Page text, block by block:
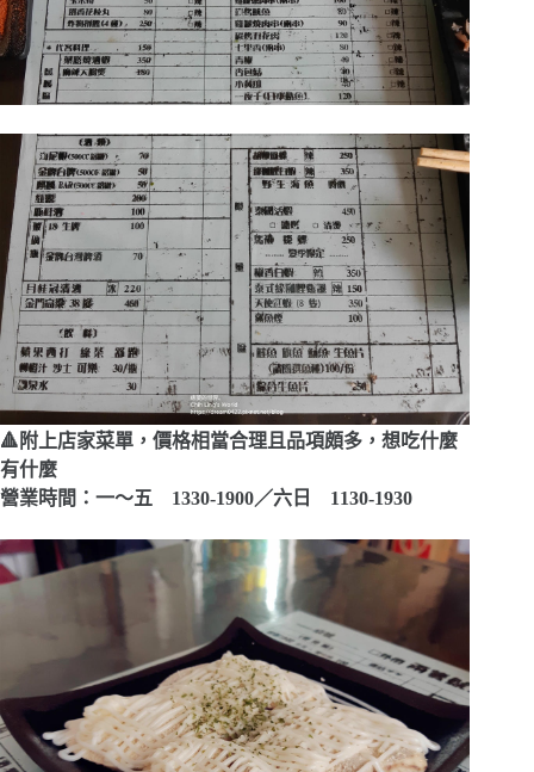
🔺附上店家菜單，價格相當合理且品項頗多，想吃什麼
有什麼
營業時間：一～五 1330-1900／六日 1130-1930